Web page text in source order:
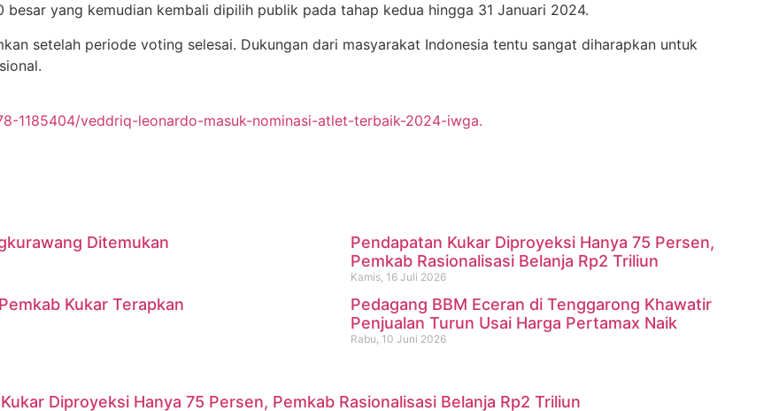
yang kemudian kembali dipilih publik pada tahap kedua hingga 31 Januari 2024.
setelah periode voting selesai. Dukungan dari masyarakat Indonesia tentu sangat diharapkan untuk
1185404/veddriq-leonardo-masuk-nominasi-atlet-terbaik-2024-iwga.
Ditemukan
Pendapatan Kukar Diproyeksi Hanya 75 Persen,
Pemkab Rasionalisasi Belanja Rp2 Triliun
Kamis, 16 Juli 2026
Kukar Terapkan
Pedagang BBM Eceran di Tenggarong Khawatir
Penjualan Turun Usai Harga Pertamax Naik
Rabu, 10 Juni 2026
Ditemukan Meninggal di Sungai Mahakam
Diproyeksi Hanya 75 Persen, Pemkab Rasionalisasi Belanja Rp2 Triliun